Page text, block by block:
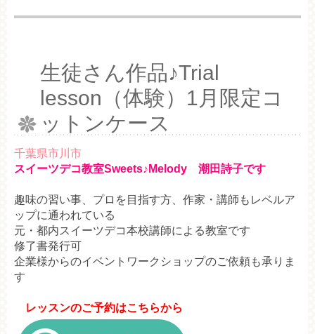
生徒さん作品♪Trial
lesson（体験）1月限定コ
ットンケース
千葉県市川市
スイーツデコ教室Sweets♪Melody 潮田詩子です
趣味の習い事、プロを目指す方、作家・講師もレベルア
ップに通われている
元・都内スイーツデコ本校講師による教室です
修了書発行可
企業様からのイベントワークショップのご依頼も承りま
す
レッスンのご予約はこちらから